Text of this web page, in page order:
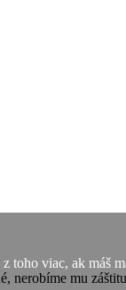
toho viac, ak máš
nerobíme mu